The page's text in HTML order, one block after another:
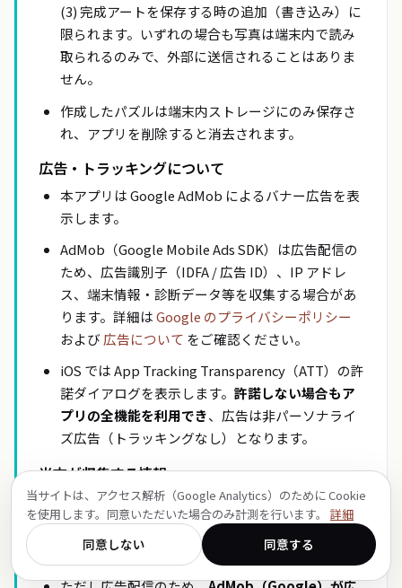
(3) 完成アートを保存する時の追加（書き込み）に
限られます。いずれの場合も写真は端末内で読み
取られるのみで、外部に送信されることはありま
せん。
作成したパズルは端末内ストレージにのみ保存さ
れ、アプリを削除すると消去されます。
広告・トラッキングについて
本アプリは Google AdMob によるバナー広告を表
示します。
AdMob（Google Mobile Ads SDK）は広告配信の
ため、広告識別子（IDFA / 広告 ID）、IP アドレ
ス、端末情報・診断データ等を収集する場合があ
ります。詳細はGoogle のプライバシーポリシー
および 広告について をご確認ください。
iOS では App Tracking Transparency（ATT）の許
諾ダイアログを表示します。 許諾しない場合もア
プリの全機能を利用でき、広告は非パーソナライ
ズ広告（トラッキングなし）となります。
当方が収集する情報
当方自身は、利用者の個人情報・写真・利用状況
を収集・保存するサーバを運用していません。
本アプリにアカウント登録機能はありません。
当サイトは、アクセス解析（Google Analytics）のために Cookie
を使用します。同意いただいた場合のみ計測を行います。 詳細
同意しない 同意する